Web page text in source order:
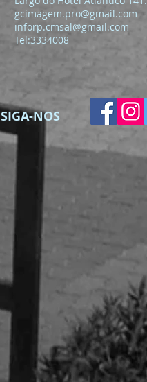
gcimagem.pro@gmail.com
inforp.cmsal@gmail.com
Tel:3334008
SIGA-NOS